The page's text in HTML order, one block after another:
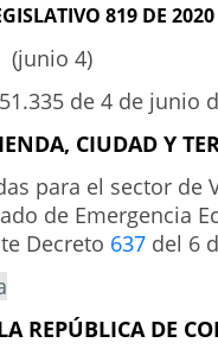
819 DE 2020
(junio 4)
de 4 de junio
CIUDAD Y
para el sector de
de Emergencia
Decreto 637del 6
REPÚBLICA DE